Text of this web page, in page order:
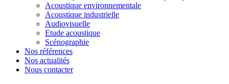
Acoustique environnementale
Acoustique industrielle
Audiovisuelle
Etude acoustique
Scénographie
Nos références
Nos actualités
Nous contacter